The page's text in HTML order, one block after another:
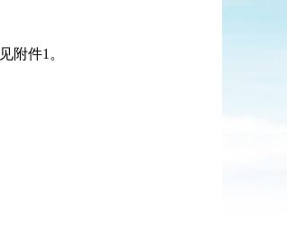
见附件1 。